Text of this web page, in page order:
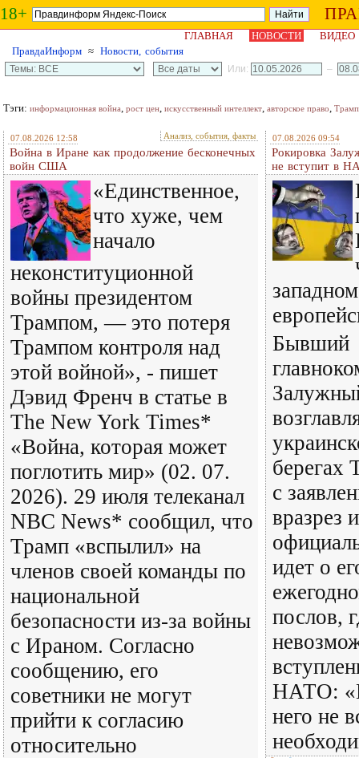
18+
ГЛАВНАЯ НОВОСТИ
ВИДЕО
ПравдаИнформ ≈ Новости, события
Или: –
Тэги: информационная война, рост цен, искусственный интеллект, авторское право, Трамп
07.08.2026 12:58 Анализ, события, факты
Война в Иране как продолжение бесконечных
войн США
«Единственное,
что хуже, чем
начало
неконституционной
войны президентом
Трампом, — это потеря
Трампом контроля над
этой войной», - пишет
Дэвид Френч в статье в
The New York Times*
«Война, которая может
поглотить мир» (02. 07.
2026). 29 июля телеканал
NBC News* сообщил, что
Трамп «вспылил» на
членов своей команды по
национальной
безопасности из-за войны
с Ираном. Согласно
сообщению, его
советники не могут
прийти к согласию
относительно
07.08.2026 09:54
Рокировка
не вступит в
Бывший
берегах
с
вразрез
идет о
послов,
НАТО:
него не